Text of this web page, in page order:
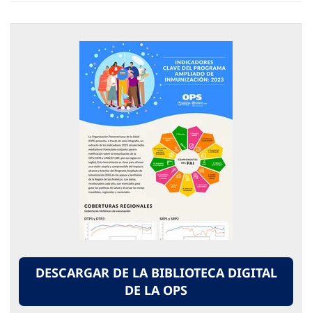
DESCARGAR DE LA BIBLIOTECA DIGITAL
DE LA OPS